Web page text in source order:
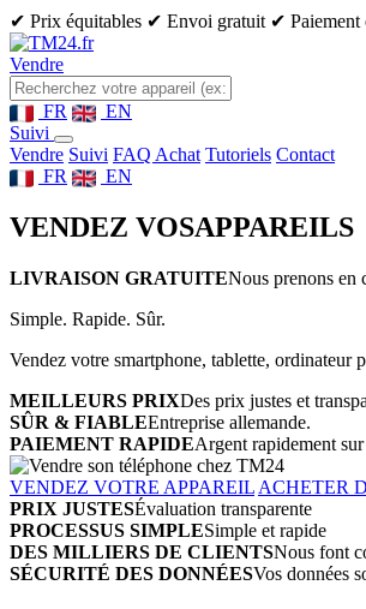
✔ Prix équitables ✔ Envoi gratuit ✔ Paiement
Vendre
FR
EN
Suivi
Vendre Suivi FAQ Achat Tutoriels Contact
FR
EN
VENDEZ VOSAPPAREILS
LIVRAISON GRATUITENous prenons en
Simple. Rapide. Sûr.
Vendez votre smartphone, tablette, ordinateur
MEILLEURS PRIXDes prix justes et
SÛR & FIABLEEntreprise allemande.
PAIEMENT RAPIDEArgent rapidement
VENDEZ VOTRE APPAREIL ACHETER
PRIX JUSTESÉvaluation transparente
PROCESSUS SIMPLESimple et rapide
DES MILLIERS DE CLIENTSNous font
SÉCURITÉ DES DONNÉESVos données